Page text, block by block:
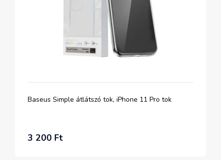
Baseus Simple átlátszó tok, iPhone 11 Pro tok
3 200 Ft